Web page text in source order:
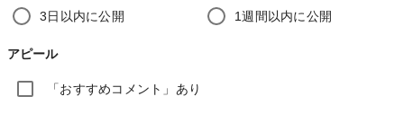
3日以内に公開 1週間以内に公開
アピール
「おすすめコメント」あり